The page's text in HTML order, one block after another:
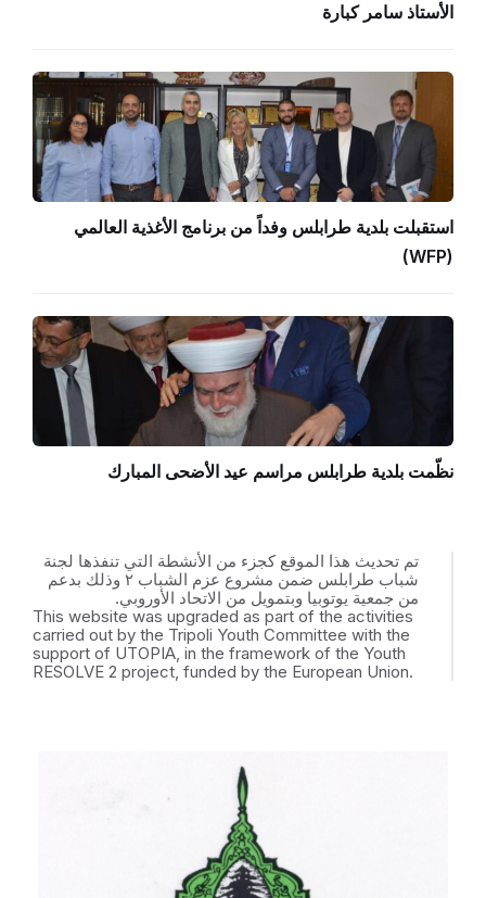
الأستاذ سامر كبارة
استقبلت بلدية طرابلس وفداً من برنامج الأغذية العالمي
(WFP)
نظّمت بلدية طرابلس مراسم عيد الأضحى المبارك
تم تحديث هذا الموقع كجزء من الأنشطة التي تنفذها لجنة
شباب طرابلس ضمن مشروع عزم الشباب ٢ وذلك بدعم
من جمعية يوتوبيا وبتمويل من الاتحاد الأوروبي.
This website was upgraded as part of the activities
carried out by the Tripoli Youth Committee with the
support of UTOPIA, in the framework of the Youth
RESOLVE 2 project, funded by the European Union.